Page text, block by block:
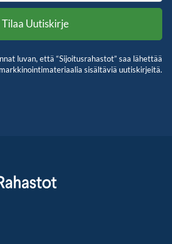
luvan, että “Sijoitusrahastot” saa lähettää
markkinointimateriaalia sisältäviä uutiskirjeitä.